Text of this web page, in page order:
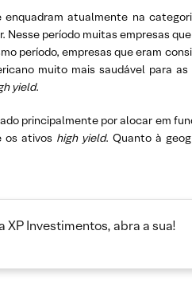
atualmente na
período muitas empresas
período, empresas que eram
muito mais saudável para
yield.
principalmente por alocar em
os ativos high yield. Quanto à
XP Investimentos, abra a sua!